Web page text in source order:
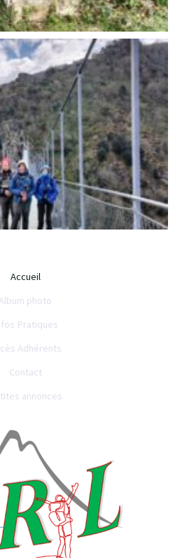
Accueil
photo
Pratiques
Adhérents
Contact
annonces